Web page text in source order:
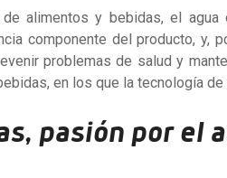
de alimentos y bebidas, el
componente del producto, y,
problemas de salud y
en los que la tecnología
pasión por el